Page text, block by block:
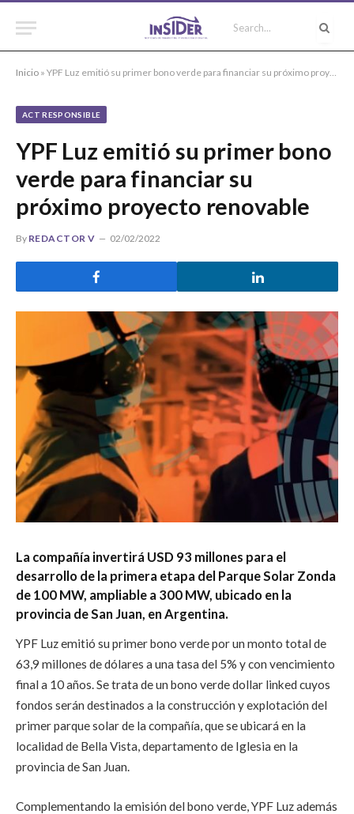
Inicio » YPF Luz emitió su primer bono verde para financiar su próximo proyecto renovable
ACT RESPONSIBLE
YPF Luz emitió su primer bono
verde para financiar su
próximo proyecto renovable
By REDACTOR V 02/02/2022
La compañía invertirá USD 93 millones para el
desarrollo de la primera etapa del Parque Solar Zonda
de 100 MW, ampliable a 300 MW, ubicado en la
provincia de San Juan, en Argentina.
YPF Luz emitió su primer bono verde por un monto total de
63,9 millones de dólares a una tasa del 5% y con vencimiento
final a 10 años. Se trata de un bono verde dollar linked cuyos
fondos serán destinados a la construcción y explotación del
primer parque solar de la compañía, que se ubicará en la
localidad de Bella Vista, departamento de Iglesia en la
provincia de San Juan.
Complementando la emisión del bono verde, YPF Luz además